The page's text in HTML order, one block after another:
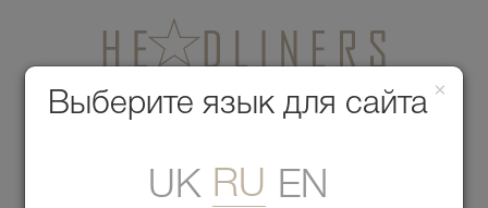
КИЕВ, УЛ. ГМЫРИ 6
×
Выберите язык для сайта
UK RU EN